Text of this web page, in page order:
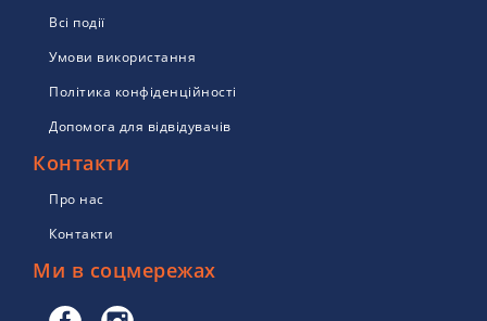
Всі події
Умови використання
Політика конфіденційності
Допомога для відвідувачів
Контакти
Про нас
Контакти
Ми в соцмережах